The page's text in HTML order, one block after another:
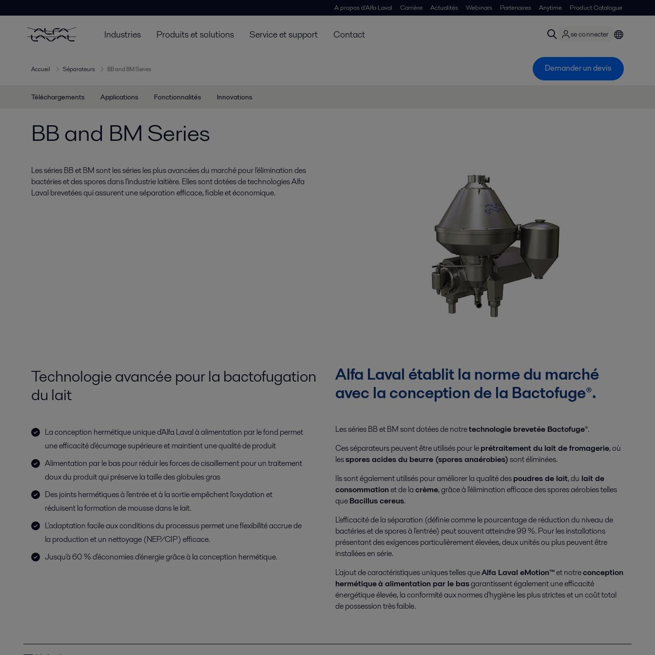
A propos d'Alfa Laval Carrière Actualités Webinars Partenaires Anytime Product Catalogue
Industries Produits et solutions Service et support Contact se connecter
Accueil Séparateurs BB and BM Series Demander un devis
Téléchargements Applications Fonctionnalités Innovations
BB and BM Series
Les séries BB et BM sont les séries les plus avancées du marché pour l'élimination des
bactéries et des spores dans l'industrie laitière. Elles sont dotées de technologies Alfa
Laval brevetées qui assurent une séparation efficace, fiable et économique.
Technologie avancée pour la bactofugation
du lait
La conception hermétique unique d'Alfa Laval à alimentation par le fond permet
une efficacité d'écumage supérieure et maintient une qualité de produit
Alimentation par le bas pour réduir les forces de cisaillement pour un traitement
doux du produit qui préserve la taille des globules gras
Des joints hermétiques à l'entrée et à la sortie empêchent l'oxydation et
réduisent la formation de mousse dans le lait.
L'adaptation facile aux conditions du processus permet une flexibilité accrue de
la production et un nettoyage (NEP/CIP) efficace.
Jusqu'à 60 % d'économies d'énergie grâce à la conception hermétique.
Alfa Laval établit la norme du marché
avec la conception de la Bactofuge®.
Les séries BB et BM sont dotées de notretechnologie brevetée Bactofuge®.
Ces séparateurs peuvent être utilisés pour leprétraitement du lait de fromagerie, où
lesspores acides du beurre (spores anaérobies)sont éliminées.
Ils sont également utilisés pour améliorer la qualité despoudres de lait, du lait de
consommationet de lacrème, grâce à l'élimination efficace des spores aérobies telles
queBacillus cereus.
L'efficacité de la séparation (définie comme le pourcentage de réduction du niveau de
bactéries et de spores à l'entrée) peut souvent atteindre 99 %. Pour les installations
présentant des exigences particulièrement élevées, deux unités ou plus peuvent être
installées en série.
L'ajout de caractéristiques uniques telles queAlfa Laval eMotion™et notreconception
hermétiqueà alimentation par le basgarantissent également une efficacité
énergétique élevée, la conformité aux normes d'hygiène les plus strictes et un coût total
de possession très faible.